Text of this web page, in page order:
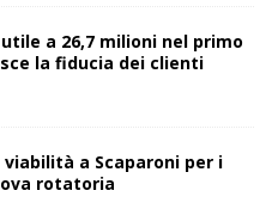
a 26,7 milioni nel primo
la fiducia dei clienti
a Scaparoni per i
rotatoria